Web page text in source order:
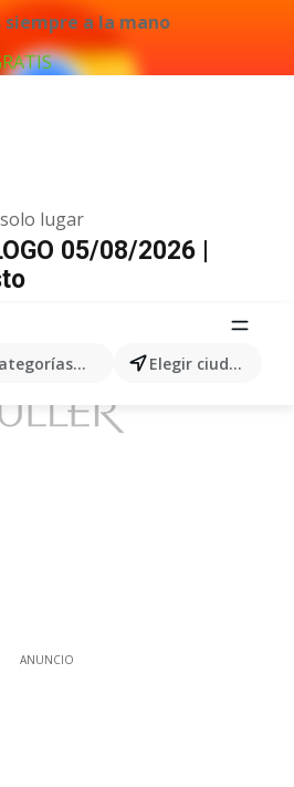
a la mano
lugar
productos... Elegir ciudad
05/08/2026 |
ANUNCIO